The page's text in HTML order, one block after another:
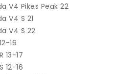
V4 Pikes Peak 22
V4 S 21
V4 S 22
16
13-17
12-16